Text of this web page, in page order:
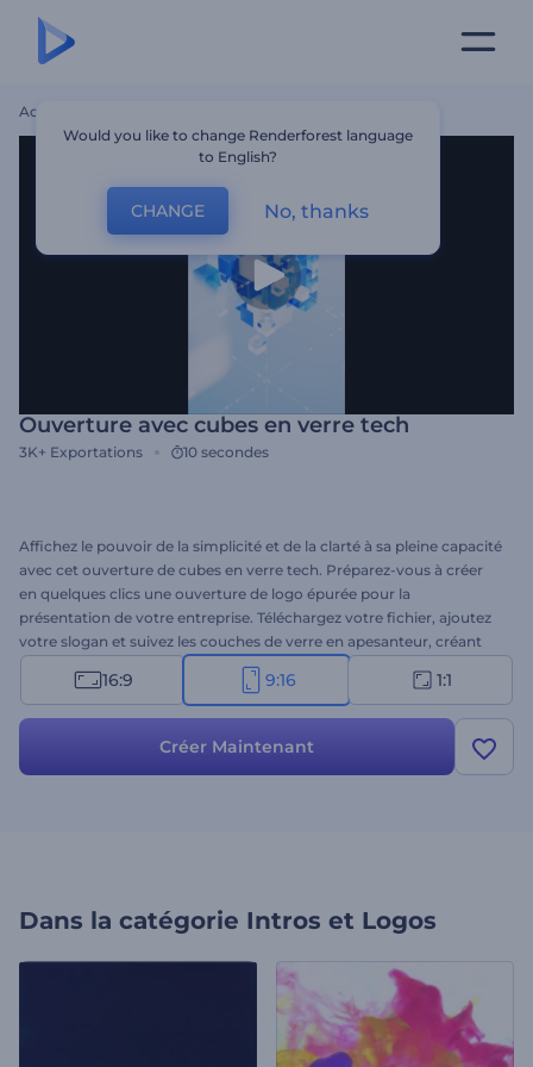
Accueil
Ouverture avec cubes en verre tech
3K+ Exportations 10 secondes
Affichez le pouvoir de la simplicité et de la clarté à sa pleine capacité
avec cet ouverture de cubes en verre tech. Préparez-vous à créer
en quelques clics une ouverture de logo épurée pour la
présentation de votre entreprise. Téléchargez votre fichier, ajoutez
votre slogan et suivez les couches de verre en apesanteur, créant
un cube proportionné pour révéler votre logo. Parfait pour les
ouvertures de présentation, les promotions d'entreprises
16:9 9:16 1:1
Créer Maintenant
Dans la catégorie Intros et Logos
Would you like to change Renderforest language
to English?
CHANGE No, thanks